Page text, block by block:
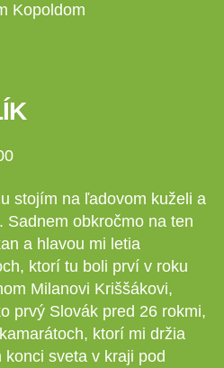
Kopoldom
stojím na ľadovom kuželi a
Sadnem obkročmo na ten
a hlavou mi letia
ktorí tu boli prví v roku
Milanovi Kriššákovi,
prvý Slovák pred 26 rokmi,
ktorí mi držia
sveta v kraji pod